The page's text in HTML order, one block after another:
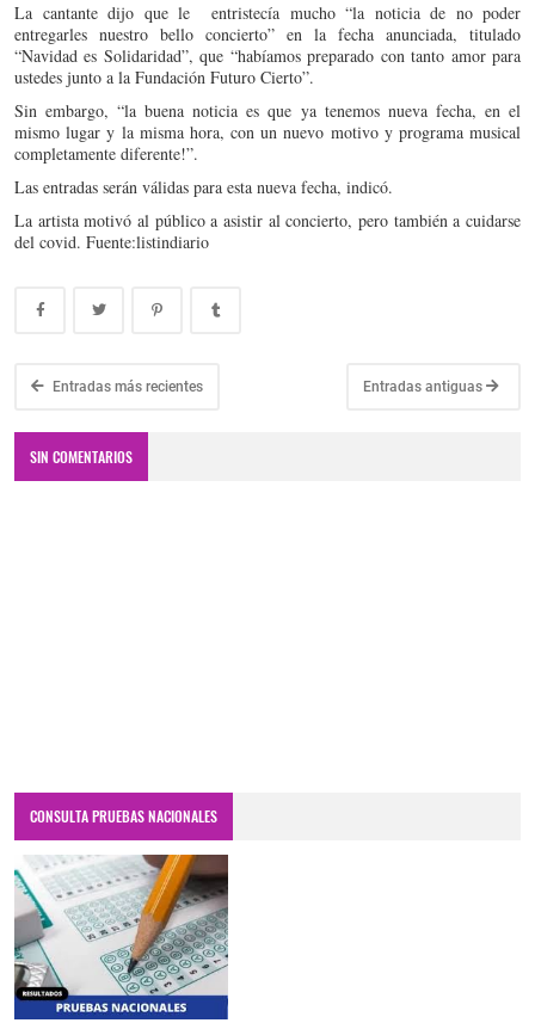
La cantante dijo que le entristecía mucho “la noticia de no poder
entregarles nuestro bello concierto” en la fecha anunciada, titulado
“Navidad es Solidaridad”, que “habíamos preparado con tanto amor para
ustedes junto a la Fundación Futuro Cierto”.
Sin embargo, “la buena noticia es que ya tenemos nueva fecha, en el
mismo lugar y la misma hora, con un nuevo motivo y programa musical
completamente diferente!”.
Las entradas serán válidas para esta nueva fecha, indicó.
La artista motivó al público a asistir al concierto, pero también a cuidarse
del covid. Fuente:listindiario
Entradas más recientes Entradas antiguas
SIN COMENTARIOS
CONSULTA PRUEBAS NACIONALES